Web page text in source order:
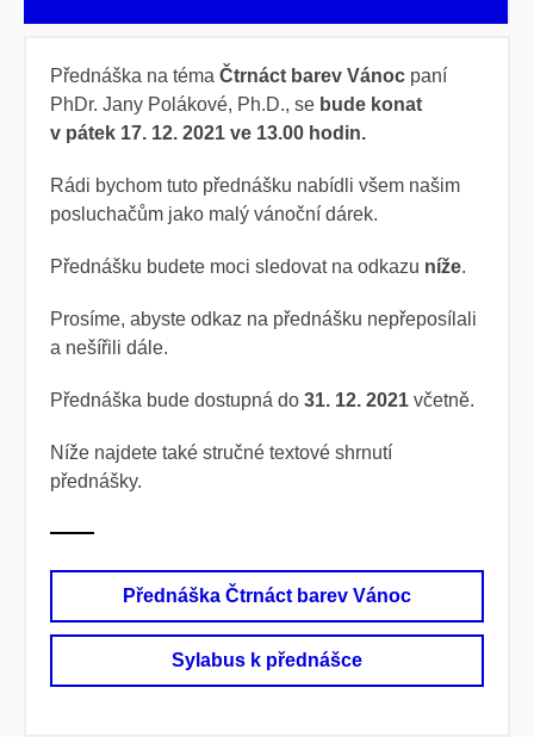
Přednáška na téma Čtrnáct barev Vánoc paní
PhDr. Jany Polákové, Ph.D., se bude konat
v pátek 17. 12. 2021 ve 13.00 hodin.
Rádi bychom tuto přednášku nabídli všem našim
posluchačům jako malý vánoční dárek.
Přednášku budete moci sledovat na odkazu níže.
Prosíme, abyste odkaz na přednášku nepřeposílali
a nešířili dále.
Přednáška bude dostupná do 31. 12. 2021 včetně.
Níže najdete také stručné textové shrnutí
přednášky.
Přednáška Čtrnáct barev Vánoc
Sylabus k přednášce